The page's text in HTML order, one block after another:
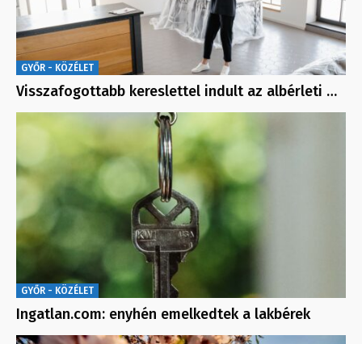
GYŐR - KÖZÉLET
Visszafogottabb kereslettel indult az albérleti …
GYŐR - KÖZÉLET
Ingatlan.com: enyhén emelkedtek a lakbérek